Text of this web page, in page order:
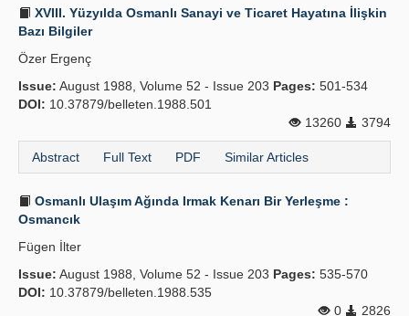
XVIII. Yüzyılda Osmanlı Sanayi ve Ticaret Hayatına İlişkin
Bazı Bilgiler
Özer Ergenç
Issue: August 1988, Volume 52 - Issue 203 Pages: 501-534
DOI: 10.37879/belleten.1988.501
13260
3794
Abstract Full Text PDF Similar Articles
Osmanlı Ulaşım Ağında Irmak Kenarı Bir Yerleşme :
Osmancık
Fügen İlter
Issue: August 1988, Volume 52 - Issue 203 Pages: 535-570
DOI: 10.37879/belleten.1988.535
0
2826